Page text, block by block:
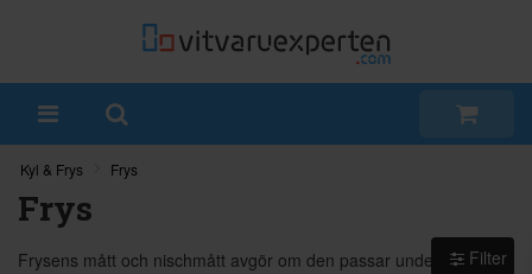
Kyl & Frys Frys
Frys
Frysens mått och nischmått avgör om den passar under bänken,
Filter